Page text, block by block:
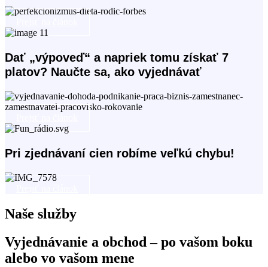
Dať „výpoveď“ a napriek tomu získať 7
platov? Naučte sa, ako vyjednávať
Pri zjednávaní cien robíme veľkú chybu!
Naše služby
Vyjednávanie a obchod – po vašom boku
alebo vo vašom mene